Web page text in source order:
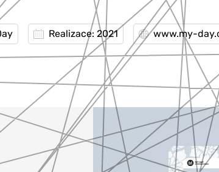
Realizace: 2021 www.my-